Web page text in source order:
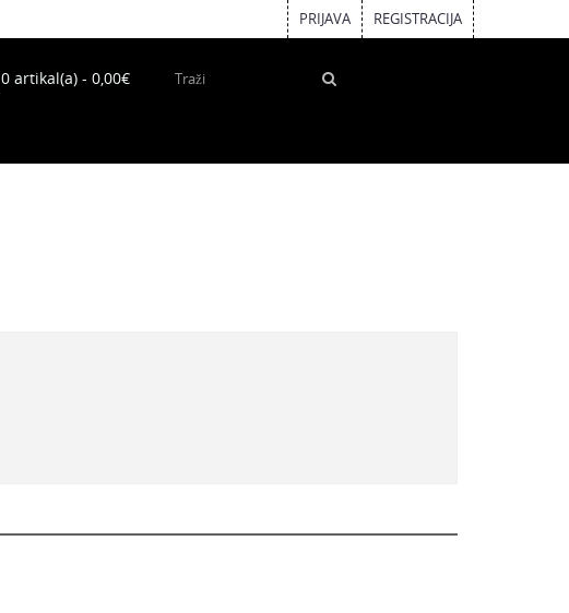
PRIJAVA REGISTRACIJA
0 artikal(a) - 0,00€